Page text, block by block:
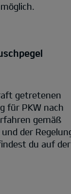
getretenen
für PKW nach
gemäß
der
du auf der